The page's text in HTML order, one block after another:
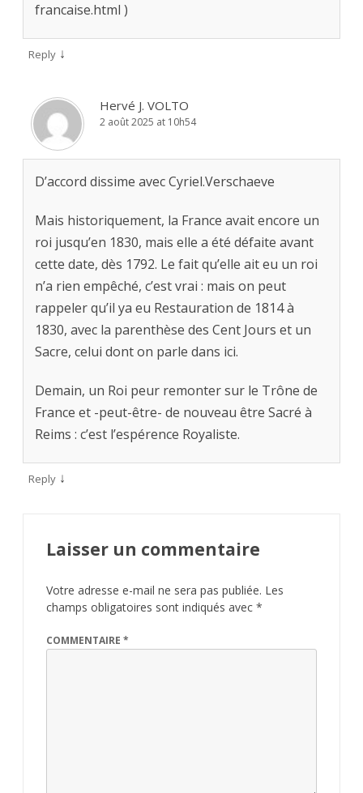
francaise.html )
Reply ↓
Hervé J. VOLTO
2 août 2025 at 10h54
D’accord dissime avec Cyriel.Verschaeve
Mais historiquement, la France avait encore un
roi jusqu’en 1830, mais elle a été défaite avant
cette date, dès 1792. Le fait qu’elle ait eu un roi
n’a rien empêché, c’est vrai : mais on peut
rappeler qu’il ya eu Restauration de 1814 à
1830, avec la parenthèse des Cent Jours et un
Sacre, celui dont on parle dans ici.
Demain, un Roi peur remonter sur le Trône de
France et -peut-être- de nouveau être Sacré à
Reims : c’est l’espérence Royaliste.
Reply ↓
Laisser un commentaire
Votre adresse e-mail ne sera pas publiée. Les
champs obligatoires sont indiqués avec *
COMMENTAIRE *